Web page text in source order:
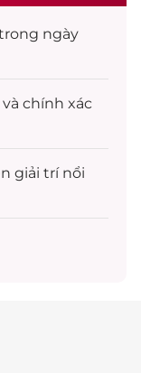
ngày
chính xác
giải trínổi